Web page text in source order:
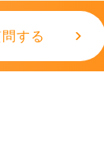
する